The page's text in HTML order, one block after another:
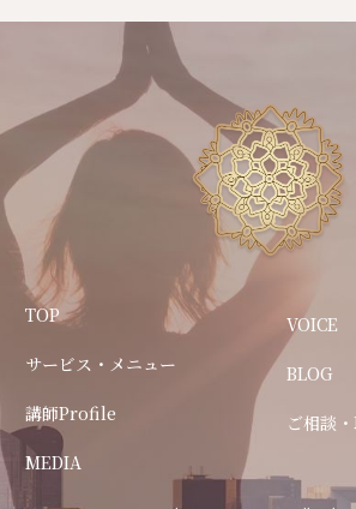
TOP
サービス・メニュー
講師Profile
MEDIA
VOICE
BLOG
ご相談